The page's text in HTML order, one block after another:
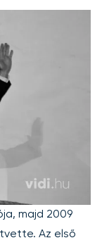
majd 2009
Az első